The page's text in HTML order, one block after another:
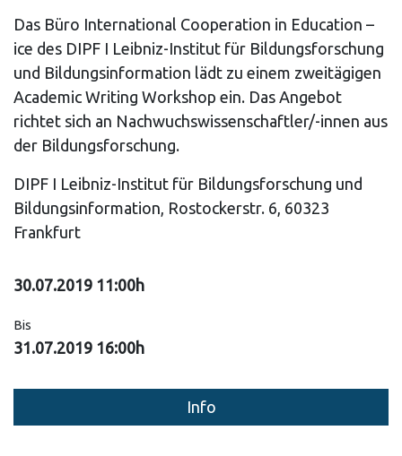
Das Büro International Cooperation in Education –
ice des DIPF I Leibniz-Institut für Bildungsforschung
und Bildungsinformation lädt zu einem zweitägigen
Academic Writing Workshop ein. Das Angebot
richtet sich an Nachwuchswissenschaftler/-innen aus
der Bildungsforschung.
DIPF I Leibniz-Institut für Bildungsforschung und
Bildungsinformation, Rostockerstr. 6, 60323
Frankfurt
30.07.2019 11:00h
Bis
31.07.2019 16:00h
Info